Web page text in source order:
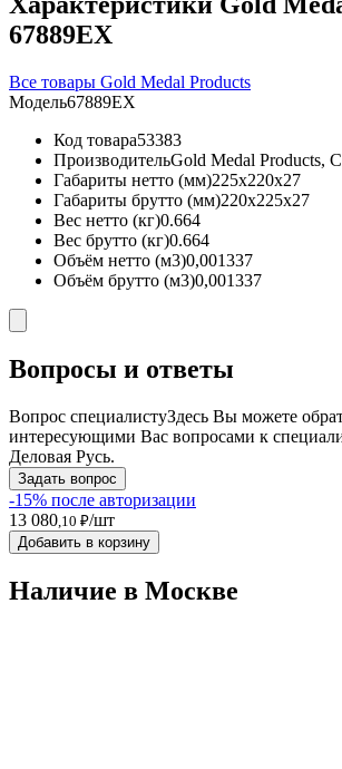
67889EX
Все товары Gold Medal Products
Модель67889EX
Код товара53383
ПроизводительGold Medal Products,
Габариты нетто (мм)225x220x27
Габариты брутто (мм)220x225x27
Вес нетто (кг)0.664
Вес брутто (кг)0.664
Объём нетто (м3)0,001337
Объём брутто (м3)0,001337
Вопросы и ответы
Вопрос специалистуЗдесь Вы можете
интересующими Вас вопросами к
Деловая Русь.
Задать вопрос
-15% после авторизации
13 080 ,10 ₽/шт
Добавить в корзину
Наличие в Москвe